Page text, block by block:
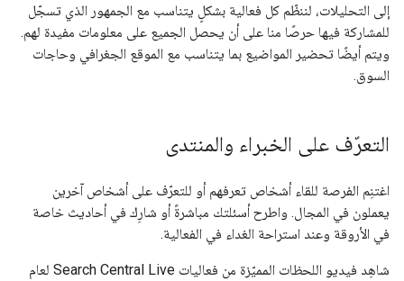
إلى التحليلات، لننظّم كل فعالية بشكلٍ يتناسب مع الجمهور الذي تسجّل
للمشاركة فيها حرصًا منا على أن يحصل الجميع على معلومات مفيدة لهم.
ويتم أيضًا تحضير المواضيع بما يتناسب مع الموقع الجغرافي وحاجات
السوق.
التعرّف على الخبراء والمنتدى
اغتنِم الفرصة للقاء أشخاص تعرفهم أو للتعرّف على أشخاص آخرين
يعملون في المجال. واطرح أسئلتك مباشرةً أو شارِك في أحاديث خاصة
في الأروقة وعند استراحة الغداء في الفعالية.
شاهِد فيديو اللحظات المميّزة من فعاليات Search Central Live لعام